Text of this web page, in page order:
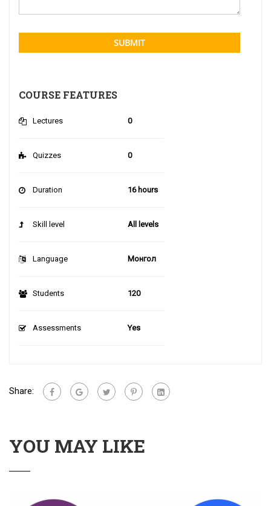
SUBMIT
COURSE FEATURES
Lectures 0
Quizzes 0
Duration 16 hours
Skill level All levels
Language Монгол
Students 120
Assessments Yes
Share:
YOU MAY LIKE